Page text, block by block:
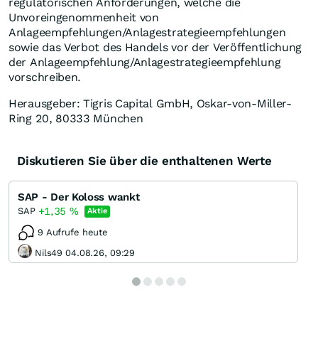
Unvoreingenommenheit von
Anlageempfehlungen/Anlagestrategieempfehlungen
sowie das Verbot des Handels vor der Veröffentlichung
der Anlageempfehlung/Anlagestrategieempfehlung
vorschreiben.
Herausgeber: Tigris Capital GmbH, Oskar-von-Miller-
Ring 20, 80333 München
Diskutieren Sie über die enthaltenen Werte
SAP - Der Koloss wankt
SAP +1,35 % Aktie
9 Aufrufe heute
Nils49 04.08.26, 09:29